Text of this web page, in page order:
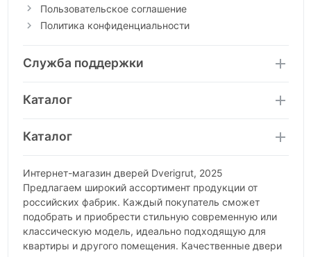
Пользовательское соглашение
Политика конфиденциальности
Служба поддержки
Каталог
Каталог
Интернет-магазин дверей Dverigrut, 2025
Предлагаем широкий ассортимент продукции от
российских фабрик. Каждый покупатель сможет
подобрать и приобрести стильную современную или
классическую модель, идеально подходящую для
квартиры и другого помещения. Качественные двери